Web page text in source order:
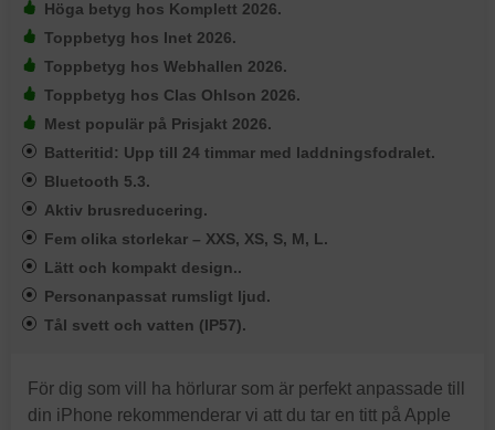
Höga betyg hos Komplett 2026.
Toppbetyg hos Inet 2026.
Toppbetyg hos Webhallen 2026.
Toppbetyg hos Clas Ohlson 2026.
Mest populär på Prisjakt 2026.
Batteritid: Upp till 24 timmar med laddningsfodralet.
Bluetooth 5.3.
Aktiv brusreducering.
Fem olika storlekar – XXS, XS, S, M, L.
Lätt och kompakt design..
Personanpassat rumsligt ljud.
Tål svett och vatten (IP57).
För dig som vill ha hörlurar som är perfekt anpassade till
din iPhone rekommenderar vi att du tar en titt på Apple